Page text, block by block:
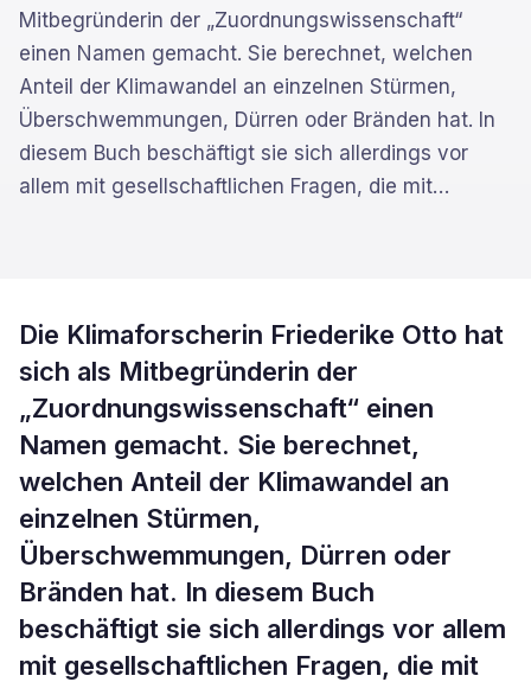
Mitbegründerin der „Zuordnungswissenschaft“
einen Namen gemacht. Sie berechnet, welchen
Anteil der Klimawandel an einzelnen Stürmen,
Überschwemmungen, Dürren oder Bränden hat. In
diesem Buch beschäftigt sie sich allerdings vor
allem mit gesellschaftlichen Fragen, die mit…
Die Klimaforscherin Friederike Otto hat
sich als Mitbegründerin der
„Zuordnungswissenschaft“ einen
Namen gemacht. Sie berechnet,
welchen Anteil der Klimawandel an
einzelnen Stürmen,
Überschwemmungen, Dürren oder
Bränden hat. In diesem Buch
beschäftigt sie sich allerdings vor allem
mit gesellschaftlichen Fragen, die mit